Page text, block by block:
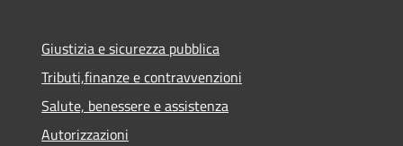
Giustizia e sicurezza pubblica
Tributi,finanze e contravvenzioni
Salute, benessere e assistenza
Autorizzazioni